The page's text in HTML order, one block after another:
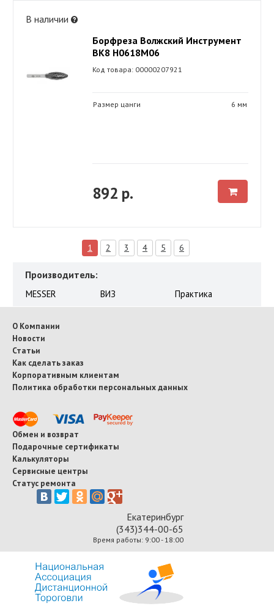
В наличии
Борфреза Волжский Инструмент
ВК8 H0618М06
Код товара: 00000207921
Размер цанги 6 мм
892 р.
1 2 3 4 5 6
Производитель:
MESSER ВИЗ Практика
О Компании
Новости
Статьи
Как сделать заказ
Корпоративным клиентам
Политика обработки персональных данных
Обмен и возврат
Подарочные сертификаты
Калькуляторы
Сервисные центры
Статус ремонта
Екатеринбург
(343)344-00-65
Время работы: 9:00 - 18:00